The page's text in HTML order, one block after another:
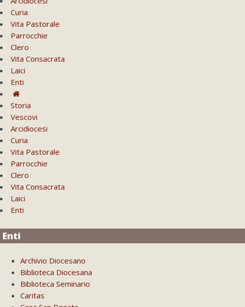
Curia
Vita Pastorale
Parrocchie
Clero
Vita Consacrata
Laici
Enti
Storia
Vescovi
Arcidiocesi
Curia
Vita Pastorale
Parrocchie
Clero
Vita Consacrata
Laici
Enti
Enti
Archivio Diocesano
Biblioteca Diocesana
Biblioteca Seminario
Caritas